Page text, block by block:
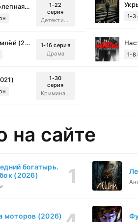
Великолепная Пятерка (2019)
1-22
серия
Детектив, Русский
1-3
Под землёй (2026)
1-16 серия
Драма
1-8
1-30
серия
Криминал, Комедия
на сайте
богатырь.
(2026)
моторов (2026)